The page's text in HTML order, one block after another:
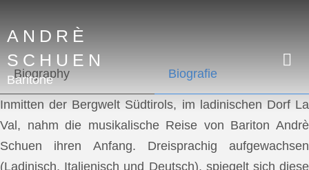
ANDRÈ
SCHUEN
Baritone
Biography Biografie
Inmitten der Bergwelt Südtirols, im ladinischen Dorf La
Val, nahm die musikalische Reise von Bariton Andrè
Schuen ihren Anfang. Dreisprachig aufgewachsen
(Ladinisch, Italienisch und Deutsch), spiegelt sich diese